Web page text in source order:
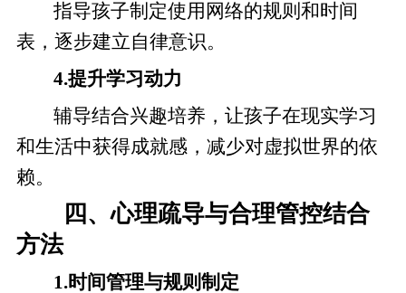
指导孩子制定使用网络的规则和时间
表，逐步建立自律意识。
4.提升学习动力
辅导结合兴趣培养，让孩子在现实学习
和生活中获得成就感，减少对虚拟世界的依
赖。
四、心理疏导与合理管控结合
方法
1.时间管理与规则制定